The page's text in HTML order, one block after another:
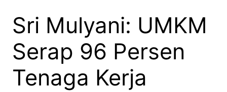
Sri Mulyani: UMKM
Serap 96 Persen
Tenaga Kerja